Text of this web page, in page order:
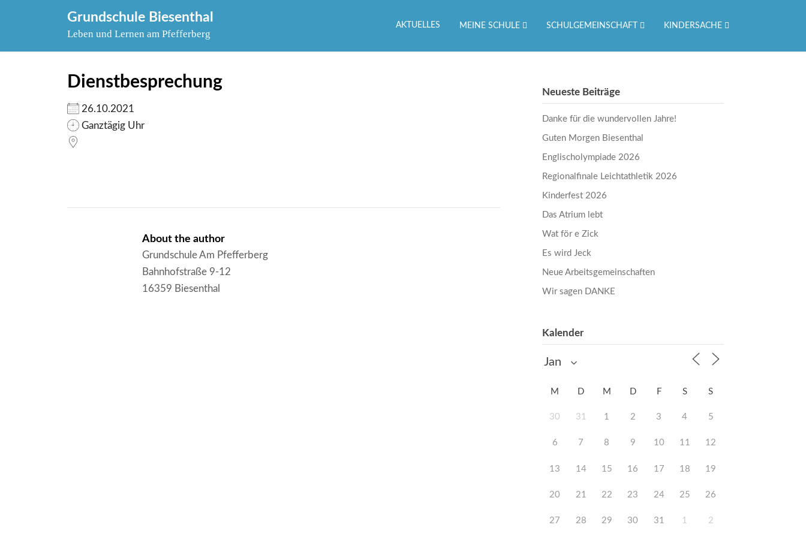
Grundschule Biesenthal
Leben und Lernen am Pfefferberg
AKTUELLES MEINE SCHULE SCHULGEMEINSCHAFT KINDERSACHE
Dienstbesprechung
26.10.2021
Ganztägig Uhr
About the author
Grundschule Am Pfefferberg
Bahnhofstraße 9-12
16359 Biesenthal
Neueste Beiträge
Danke für die wundervollen Jahre!
Guten Morgen Biesenthal
Englischolympiade 2026
Regionalfinale Leichtathletik 2026
Kinderfest 2026
Das Atrium lebt
Wat för e Zick
Es wird Jeck
Neue Arbeitsgemeinschaften
Wir sagen DANKE
Kalender
M D M D F S S
30 31 1 2 3 4 5
6 7 8 9 10 11 12
13 14 15 16 17 18 19
20 21 22 23 24 25 26
27 28 29 30 31 1 2